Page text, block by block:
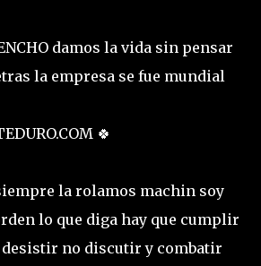
damos la vida sin pensar
la empresa se fue mundial
🍀
la rolamos machin soy
lo que diga hay que cumplir
desistir no discutir y combatir